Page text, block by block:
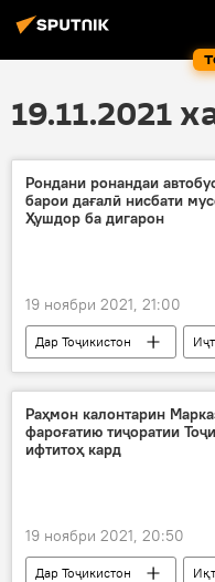
19.11.2021
Рондани ронандаи
барои дағалӣ нисбати
Ҳушдор ба дигарон
19 ноябри 2021, 21:00
Дар Тоҷикистон
ҷамъият
автобус
Раҳмон калонтарин
фароғатию тиҷоратии
ифтитоҳ кард
19 ноябри 2021, 20:50
Дар Тоҷикистон